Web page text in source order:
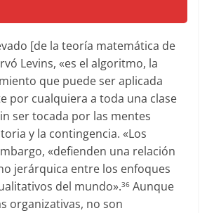
[de la teoría matemática de
Levins, «es el algoritmo, la
que puede ser aplicada
por cualquiera a toda una clase
ser tocada por las mentes
y la contingencia. «Los
«defienden una relación
jerárquica entre los enfoques
del mundo».36 Aunque
organizativas, no son